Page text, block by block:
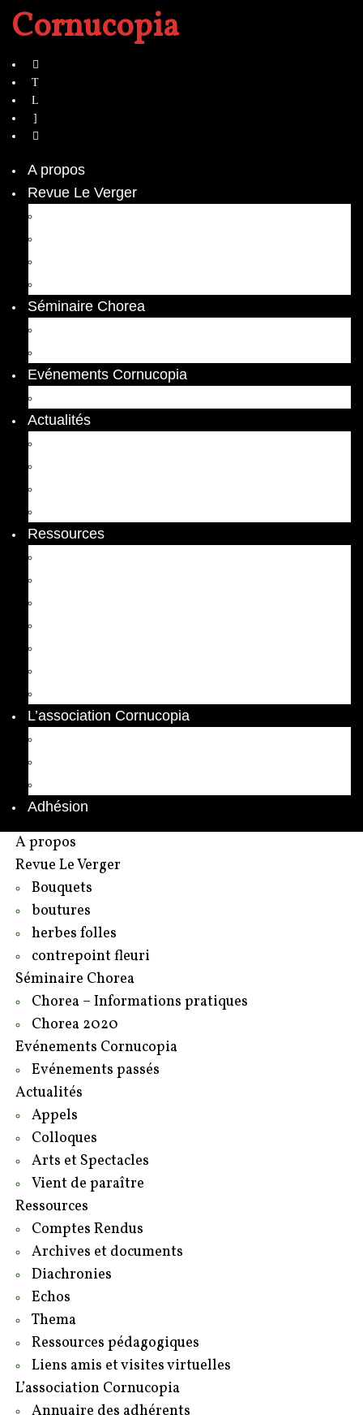
Cornucopia
A propos
Revue Le Verger
Séminaire Chorea
Evénements Cornucopia
Actualités
Ressources
L’association Cornucopia
Adhésion
A propos
Revue Le Verger
Bouquets
boutures
herbes folles
contrepoint fleuri
Séminaire Chorea
Chorea – Informations pratiques
Chorea 2020
Evénements Cornucopia
Evénements passés
Actualités
Appels
Colloques
Arts et Spectacles
Vient de paraître
Ressources
Comptes Rendus
Archives et documents
Diachronies
Echos
Thema
Ressources pédagogiques
Liens amis et visites virtuelles
L’association Cornucopia